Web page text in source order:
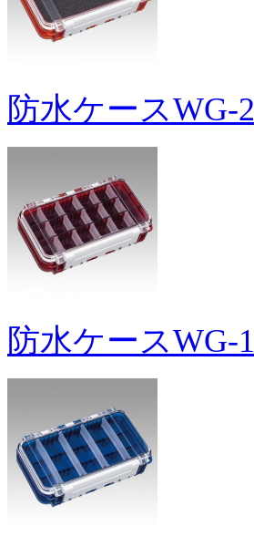
防水ケースWG-2
防水ケースWG-1